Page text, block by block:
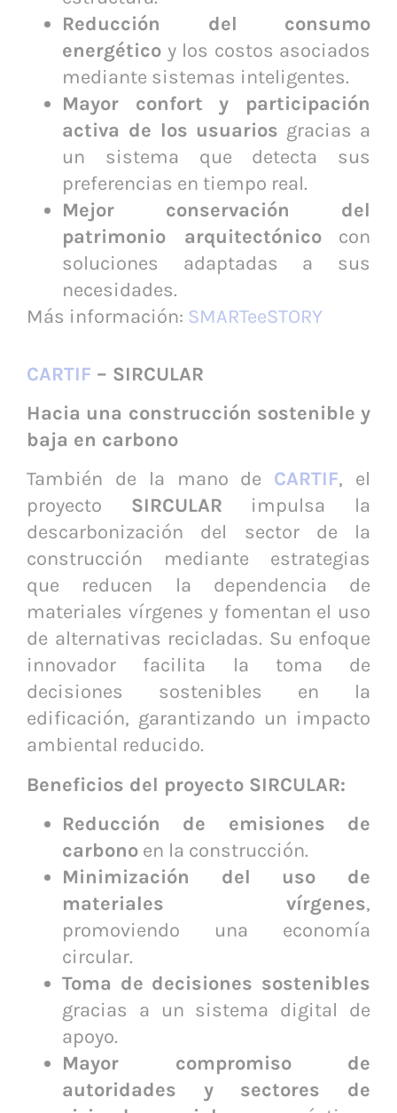
Reducción del consumo
energético y los costos asociados
mediante sistemas inteligentes.
Mayor confort y participación
activa de los usuarios gracias a
un sistema que detecta sus
preferencias en tiempo real.
Mejor conservación del
patrimonio arquitectónicocon
soluciones adaptadas a sus
necesidades.
Más información: SMARTeeSTORY
CARTIF – SIRCULAR
Hacia una construcción sostenible y
baja en carbono
También de la mano de CARTIF, el
proyecto SIRCULAR impulsa la
descarbonización del sector de la
construcción mediante estrategias
que reducen la dependencia de
materiales vírgenes y fomentan el uso
de alternativas recicladas. Su enfoque
innovador facilita la toma de
decisiones sostenibles en la
edificación, garantizando un impacto
ambiental reducido.
Beneficios del proyecto SIRCULAR:
Reducción de emisiones de
carbono en la construcción.
Minimización del uso de
materiales vírgenes,
promoviendo una economía
circular.
Toma de decisiones sostenibles
gracias a un sistema digital de
apoyo.
Mayor compromiso de
autoridades y sectores de